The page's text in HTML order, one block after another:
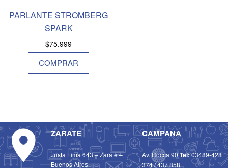
PARLANTE STROMBERG
SPARK
$75.999
COMPRAR
ZARATE
Justa Lima 643 – Zarate –
Buenos Aires
CAMPANA
Av. Rocca 90Tel:03489-428
374/437 858